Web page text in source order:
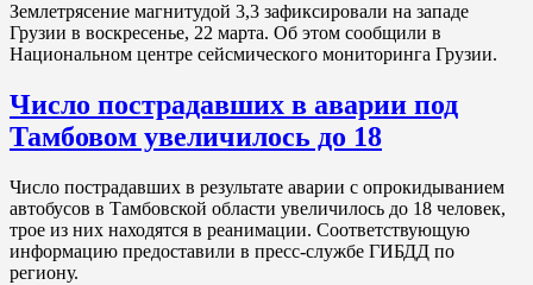
Землетрясение магнитудой 3,3 зафиксировали на западе
Грузии в воскресенье, 22 марта. Об этом сообщили в
Национальном центре сейсмического мониторинга Грузии.
Число пострадавших в аварии под
Тамбовом увеличилось до 18
Число пострадавших в результате аварии с опрокидыванием
автобусов в Тамбовской области увеличилось до 18 человек,
трое из них находятся в реанимации. Соответствующую
информацию предоставили в пресс-службе ГИБДД по
региону.